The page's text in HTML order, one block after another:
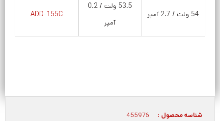
54 ولت / 2.7 آمپر
53.5 ولت / 0.2
آمپر
ADD-155C
شناسه محصول :
455976